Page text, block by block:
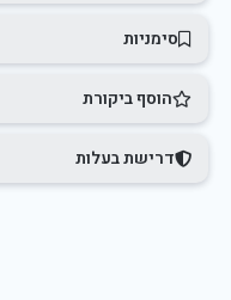
סימניות
הוסף ביקורת
דרישת בעלות